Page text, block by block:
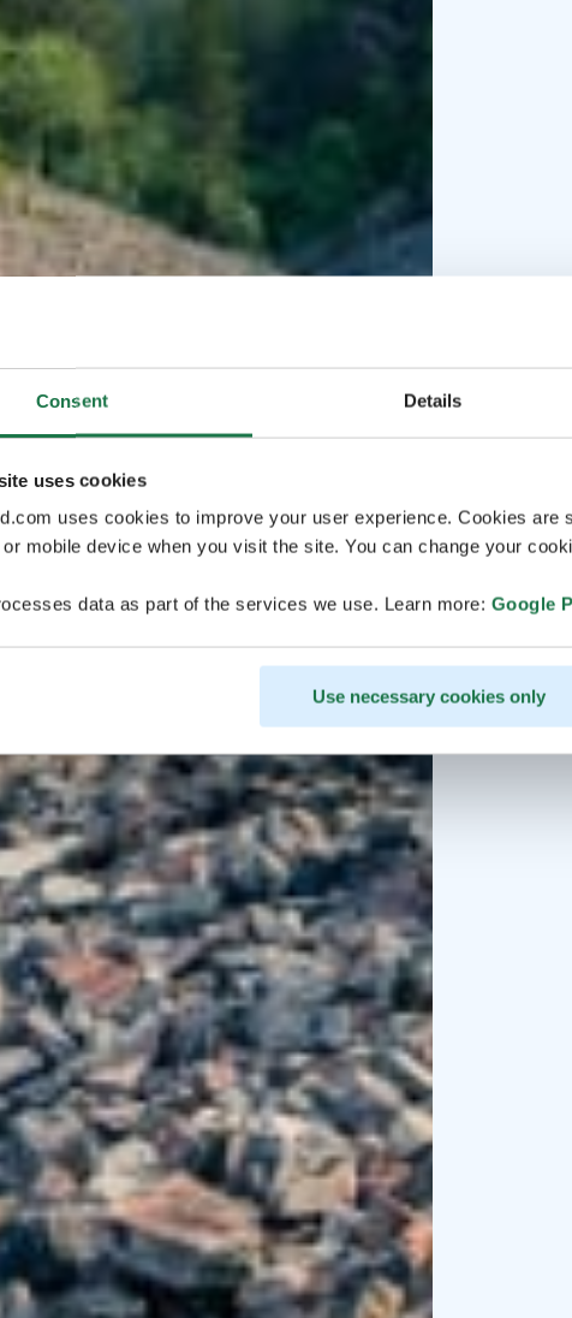
Consent Details
uses cookies
uses cookies to improve your user experience. Cookies are
mobile device when you visit the site. You can change your
data as part of the services we use. Learn more: Google
Use necessary cookies only